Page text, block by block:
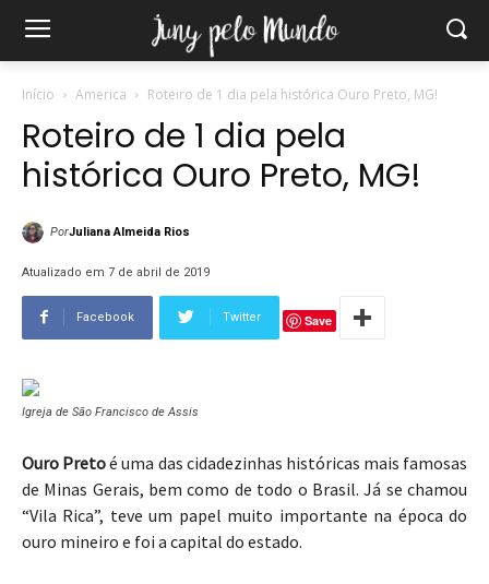
Início America Roteiro de 1 dia pela histórica Ouro Preto, MG!
Roteiro de 1 dia pela
histórica Ouro Preto, MG!
PorJuliana Almeida Rios
Atualizado em 7 de abril de 2019
Facebook Twitter Save
Igreja de São Francisco de Assis
Ouro Pretoé uma das cidadezinhas históricas mais famosas
de Minas Gerais, bem como de todo o Brasil. Já se chamou
“Vila Rica”, teve um papel muito importante na época do
ouro mineiro e foi a capital do estado.